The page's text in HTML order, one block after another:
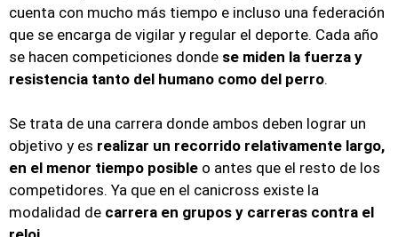
cuenta con mucho más tiempo e incluso una federación
que se encarga de vigilar y regular el deporte. Cada año
se hacen competiciones donde se miden la fuerza y
resistencia tanto del humano como del perro.
Se trata de una carrera donde ambos deben lograr un
objetivo y es realizar un recorrido relativamente largo,
en el menor tiempo posible o antes que el resto de los
competidores. Ya que en el canicross existe la
modalidad de carrera en grupos y carreras contra el